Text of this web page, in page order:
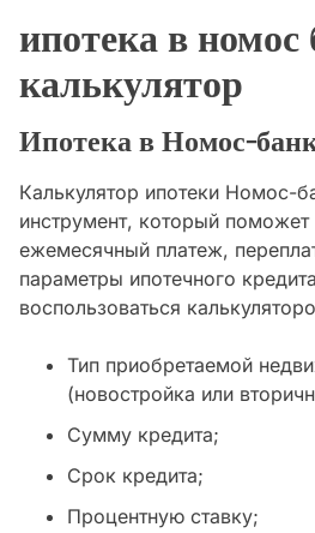
ипотека в номос
калькулятор
Ипотека в Номос-
Калькулятор ипотеки Номос-
инструмент, который поможет
ежемесячный платеж,
параметры ипотечного
воспользоваться
Тип приобретаемой
(новостройка или
Сумму кредита;
Срок кредита;
Процентную ставку;